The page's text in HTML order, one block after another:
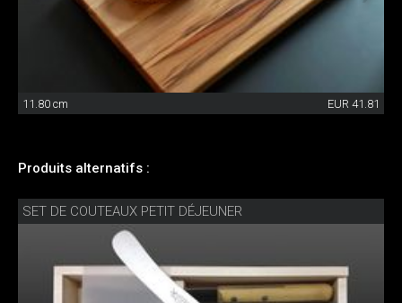
11.80 cm EUR 41.81
Produits alternatifs :
SET DE COUTEAUX PETIT DÉJEUNER